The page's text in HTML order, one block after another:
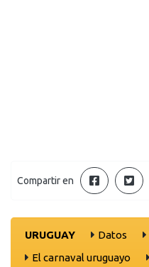
Compartir en
URUGUAY Datos
El carnaval uruguayo